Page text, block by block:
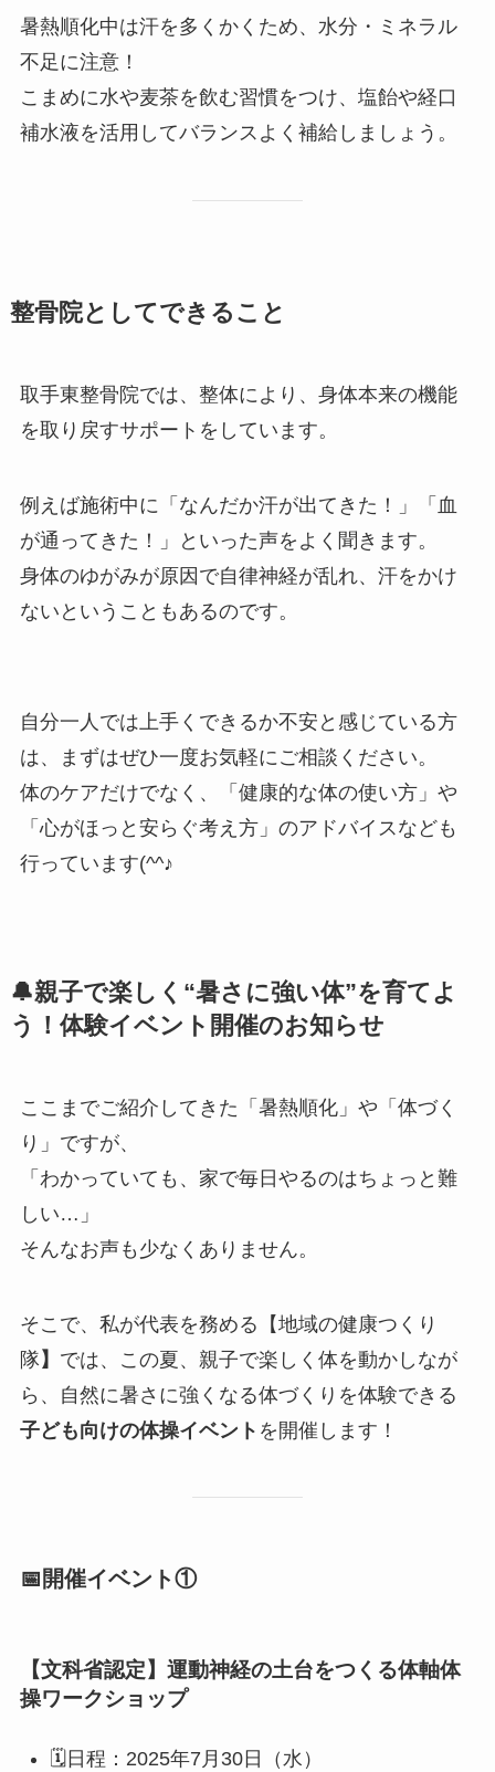
暑熱順化中は汗を多くかくため、水分・ミネラル
不足に注意！
こまめに水や麦茶を飲む習慣をつけ、塩飴や経口
補水液を活用してバランスよく補給しましょう。
整骨院としてできること
取手東整骨院では、整体により、身体本来の機能
を取り戻すサポートをしています。
例えば施術中に「なんだか汗が出てきた！」「血
が通ってきた！」といった声をよく聞きます。
身体のゆがみが原因で自律神経が乱れ、汗をかけ
ないということもあるのです。
自分一人では上手くできるか不安と感じている方
は、まずはぜひ一度お気軽にご相談ください。
体のケアだけでなく、「健康的な体の使い方」や
「心がほっと安らぐ考え方」のアドバイスなども
行っています(^^♪
🔔親子で楽しく“暑さに強い体”を育てよ
う！体験イベント開催のお知らせ
ここまでご紹介してきた「暑熱順化」や「体づく
り」ですが、
「わかっていても、家で毎日やるのはちょっと難
しい…」
そんなお声も少なくありません。
そこで、私が代表を務める【地域の健康つくり
隊 】 では、この夏、親子で楽しく体を動かしなが
ら、自然に暑さに強くなる体づくりを体験できる
子ども向けの体操イベント を開催します！
📅開催イベント①
【文科省認定】運動神経の土台をつくる体軸体
操ワークショップ
🗓日程：2025年7月30日（水）